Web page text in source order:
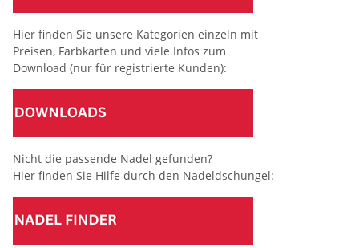
Hier finden Sie unsere Kategorien einzeln mit
Preisen, Farbkarten und viele Infos zum
Download (nur für registrierte Kunden):
Nicht die passende Nadel gefunden?
Hier finden Sie Hilfe durch den Nadeldschungel: